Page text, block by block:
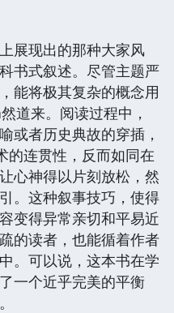
展现出的那种大家风
书式叙述。尽管主题严
能将极其复杂的概念用
道来。阅读过程中，
或者历史典故的穿插，
的连贯性，反而如同在
心神得以片刻放松，然
。这种叙事技巧，使得
变得异常亲切和平易近
的读者，也能循着作者
。可以说，这本书在学
一个近乎完美的平衡